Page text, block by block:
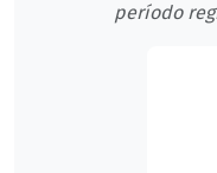
período